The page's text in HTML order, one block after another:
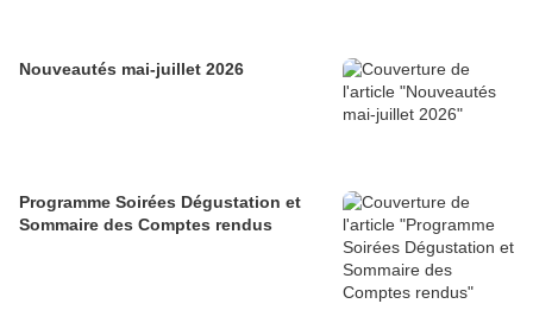
Nouveautés mai-juillet 2026
Programme Soirées Dégustation et
Sommaire des Comptes rendus